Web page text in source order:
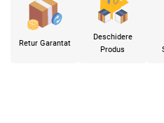
Retur Garantat
Deschidere
Produs